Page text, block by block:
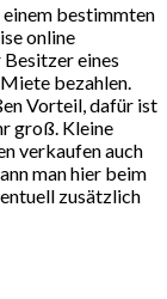
einem bestimmten
online
eines
bezahlen.
Vorteil, dafür ist
groß. Kleine
verkaufen auch
man hier beim
zusätzlich